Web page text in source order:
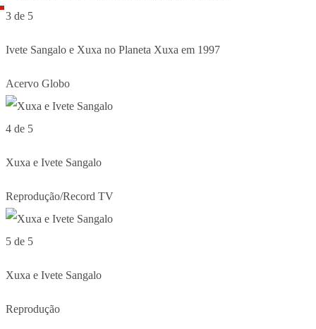
3 de 5
Ivete Sangalo e Xuxa no Planeta Xuxa em 1997
Acervo Globo
4 de 5
Xuxa e Ivete Sangalo
Reprodução/Record TV
5 de 5
Xuxa e Ivete Sangalo
Reprodução